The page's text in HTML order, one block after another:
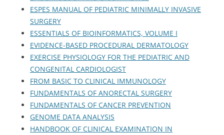
ESPES MANUAL OF PEDIATRIC MINIMALLY INVASIVE
SURGERY
ESSENTIALS OF BIOINFORMATICS, VOLUME I
EVIDENCE-BASED PROCEDURAL DERMATOLOGY
EXERCISE PHYSIOLOGY FOR THE PEDIATRIC AND
CONGENITAL CARDIOLOGIST
FROM BASIC TO CLINICAL IMMUNOLOGY
FUNDAMENTALS OF ANORECTAL SURGERY
FUNDAMENTALS OF CANCER PREVENTION
GENOME DATA ANALYSIS
HANDBOOK OF CLINICAL EXAMINATION IN